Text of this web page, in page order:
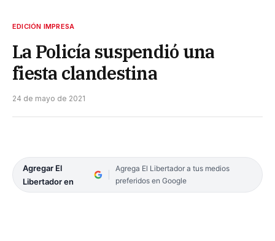
EDICIÓN IMPRESA
La Policía suspendió una
fiesta clandestina
24 de mayo de 2021
Agregar El
Libertador en
Agrega El Libertador a tus medios
preferidos en Google